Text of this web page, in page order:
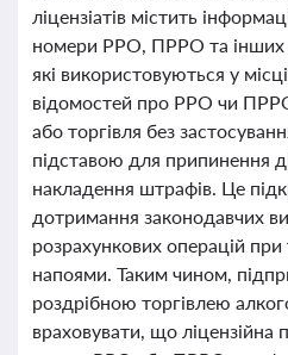
ліцензіатів містить
номери РРО, ПРРО та інших
які використовуються у
відомостей про РРО чи
або торгівля без
підставою для припинення
накладення штрафів. Це
дотримання законодавчих
розрахункових операцій при
напоями. Таким чином,
роздрібною торгівлею
враховувати, що ліцензійна